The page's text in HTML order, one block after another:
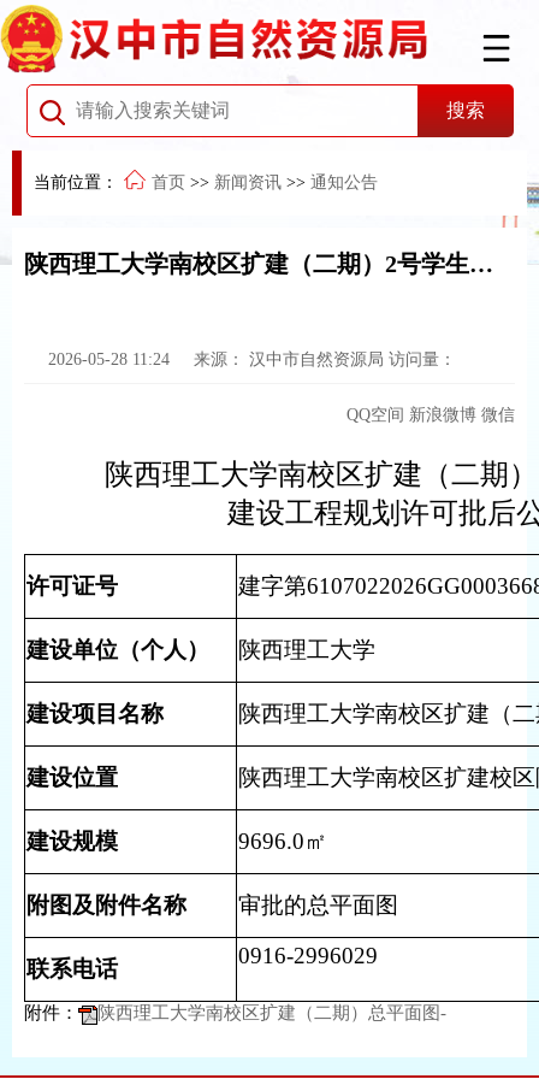
当前位置： 首页 >> 新闻资讯 >> 通知公告
陕西理工大学南校区扩建（二期）2号学生宿舍楼项目建设工程规划许可批后公布及公开
2026-05-28 11:24 来源： 汉中市自然资源局 访问量：
QQ空间 新浪微博 微信
陕西理工大学南校区扩建（二期
建设工程规划许可批后
许可证号 建字第
建设单位（个人） 陕西理工大学
建设项目名称 陕西理工大学南校区扩建（
建设位置 陕西理工大学南校区扩建校
建设规模 9696.0㎡
附图及附件名称 审批的总平面图
联系电话
0916-2996029
附件： 陕西理工大学南校区扩建（二期）总平面图-